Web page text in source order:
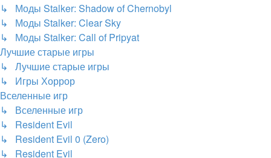
↳ Моды Stalker: Shadow of Chernobyl
↳ Моды Stalker: Clear Sky
↳ Моды Stalker: Call of Pripyat
Лучшие старые игры
↳ Лучшие старые игры
↳ Игры Хоррор
Вселенные игр
↳ Вселенные игр
↳ Resident Evil
↳ Resident Evil 0 (Zero)
↳ Resident Evil